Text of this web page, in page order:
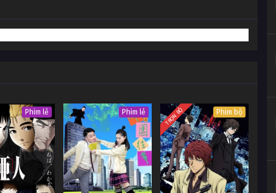
Phim lẻ Phim lẻ TRỌN BỘ Phim bộ